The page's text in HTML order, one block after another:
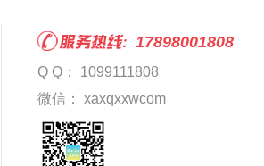
17898001808
Q Q： 1099111808
微信： xaxqxxwcom